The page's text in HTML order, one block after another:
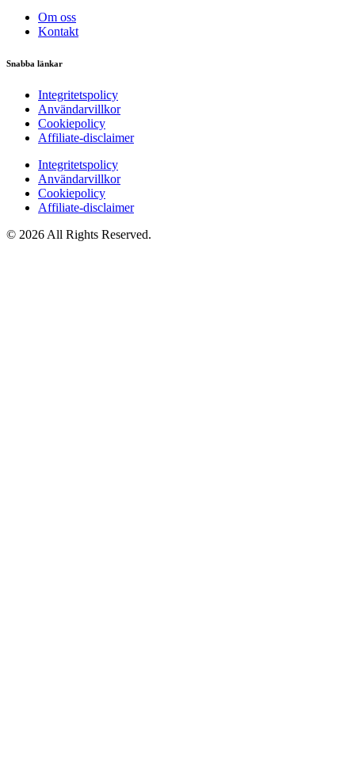
Om oss
Kontakt
Snabba länkar
Integritetspolicy
Användarvillkor
Cookiepolicy
Affiliate‑disclaimer
Integritetspolicy
Användarvillkor
Cookiepolicy
Affiliate‑disclaimer
© 2026 All Rights Reserved.